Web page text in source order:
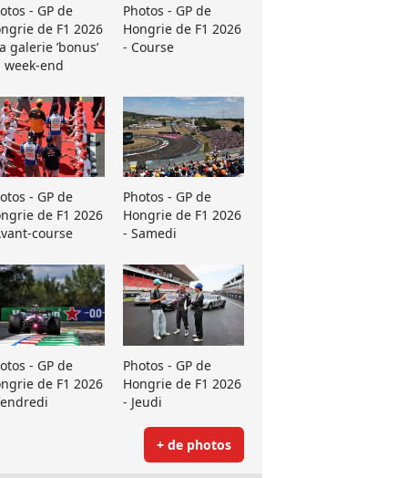
- GP de
de F1 2026
galerie ’bonus’
week-end
Photos - GP de
Hongrie de F1 2026
- Course
- GP de
de F1 2026
course
Photos - GP de
Hongrie de F1 2026
- Samedi
- GP de
de F1 2026
Photos - GP de
Hongrie de F1 2026
- Jeudi
+ de photos